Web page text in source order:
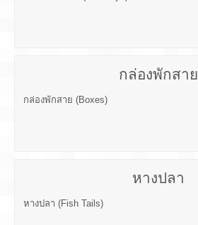
กล่องพักสาย
กล่องพักสาย (Boxes)
หางปลา
หางปลา (Fish Tails)